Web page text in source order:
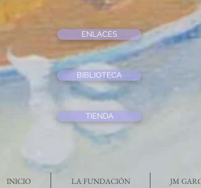
ENLACES
BIBLIOTECA
TIENDA
INICIO LA FUNDACIÓN JM